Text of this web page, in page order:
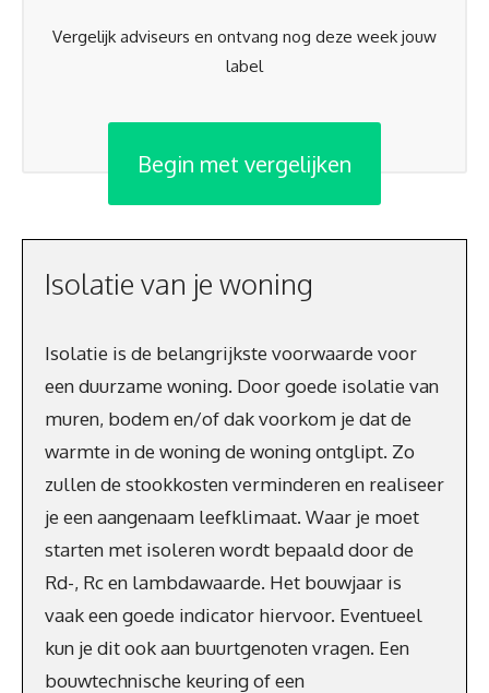
Vergelijk adviseurs en ontvang nog deze week jouw
label
Begin met vergelijken
Isolatie van je woning
Isolatie is de belangrijkste voorwaarde voor
een duurzame woning. Door goede isolatie van
muren, bodem en/of dak voorkom je dat de
warmte in de woning de woning ontglipt. Zo
zullen de stookkosten verminderen en realiseer
je een aangenaam leefklimaat. Waar je moet
starten met isoleren wordt bepaald door de
Rd-, Rc en lambdawaarde. Het bouwjaar is
vaak een goede indicator hiervoor. Eventueel
kun je dit ook aan buurtgenoten vragen. Een
bouwtechnische keuring of een